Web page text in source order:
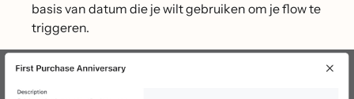
basis van datum die je wilt gebruiken om je flow te
triggeren.